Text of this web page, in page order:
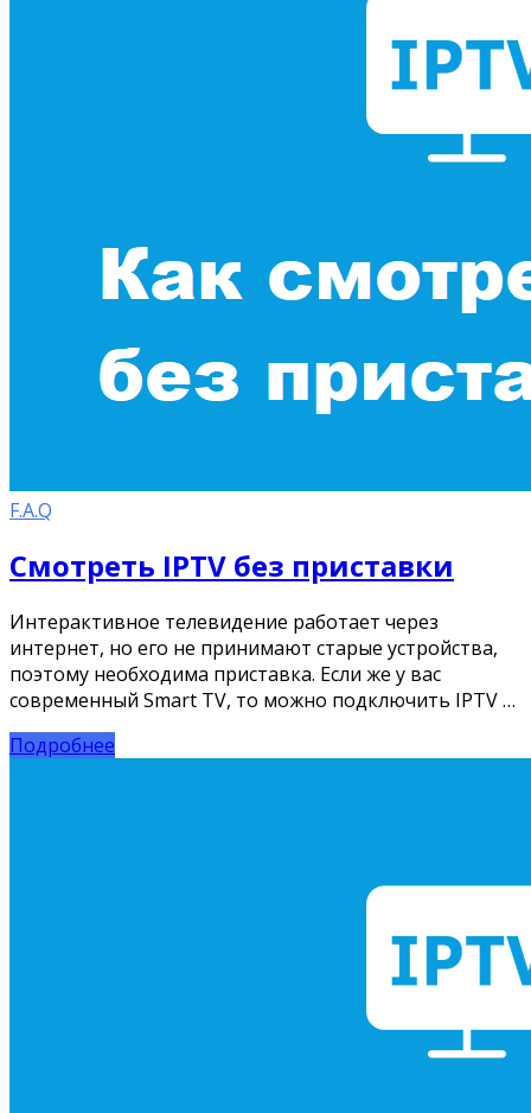
F.A.Q
Смотреть IPTV без приставки
Интерактивное телевидение работает через
интернет, но его не принимают старые устройства,
поэтому необходима приставка. Если же у вас
современный Smart TV, то можно подключить IPTV …
Подробнее